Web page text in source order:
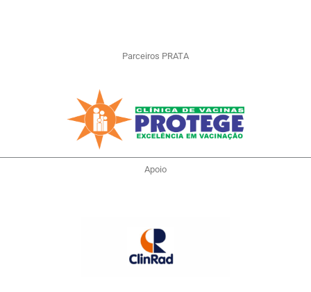
Parceiros PRATA
Apoio